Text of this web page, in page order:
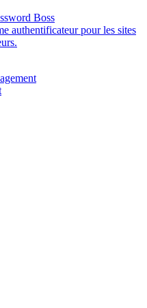
Boss
authentificateur pour les sites